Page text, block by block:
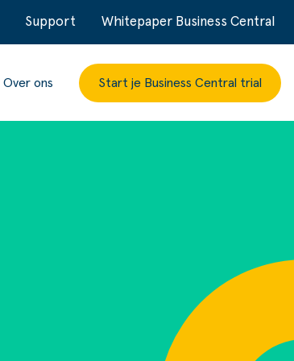
Support Whitepaper Business Central
Over ons Start je Business Central trial